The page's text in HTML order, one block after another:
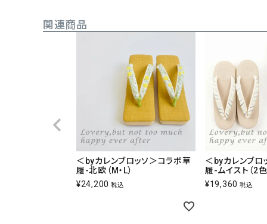
関連商品
＜byカレンブロッソ＞コラボ草
履-北欧（M・L）
¥24,200 税込
＜byカレンブロ
履-ムイスト（2色
¥19,360 税込